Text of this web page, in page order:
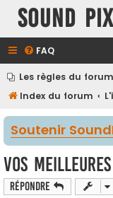
Sound
FAQ
Les règles du forum
Index du forum
Soutenir
Vos meilleures
Répondre